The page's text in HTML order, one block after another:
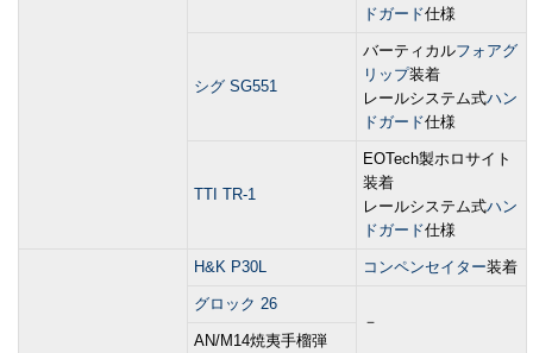
ドガード仕様
シグ SG551
バーティカルフォアグ
リップ装着
レールシステム式ハン
ドガード仕様
TTI TR-1
EOTech製ホロサイト
装着
レールシステム式ハン
ドガード仕様
H&K P30L コンペンセイター装着
グロック 26
－
AN/M14焼夷手榴弾